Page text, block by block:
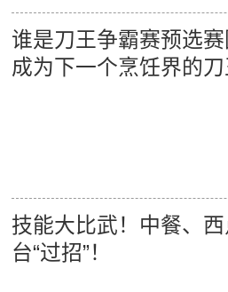
谁是刀王争霸赛预选
成为下一个烹饪界的刀
技能大比武！中餐、
台“过招”！